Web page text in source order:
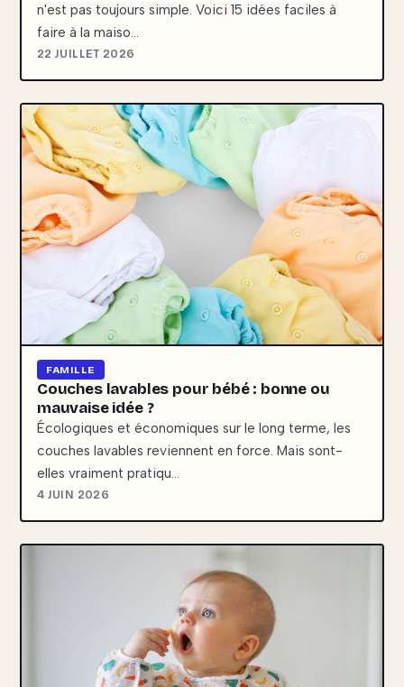
n'est pas toujours simple. Voici 15 idées faciles à
faire à la maiso…
22 JUILLET 2026
FAMILLE
Couches lavables pour bébé : bonne ou
mauvaise idée ?
Écologiques et économiques sur le long terme, les
couches lavables reviennent en force. Mais sont-
elles vraiment pratiqu…
4 JUIN 2026